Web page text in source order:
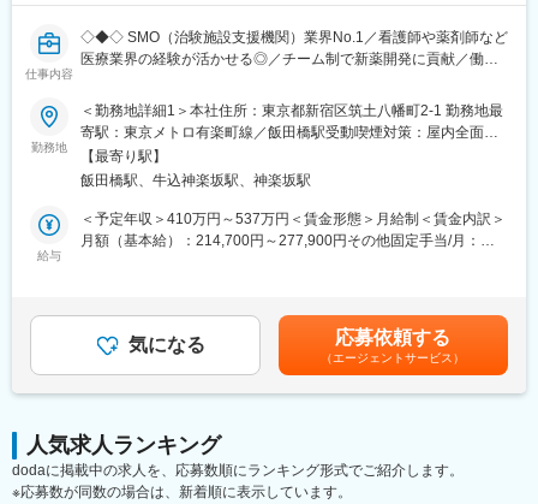
ートを用いながら習熟度を測り、入社後1年程度で一人で担当を持
てるようになります。なお、その後も定期的に中途入社者に対し
・チームワーク：通常は1人で業務にあたることが多いですが、困
ったときや先輩や上司がサポートしてくれるため、安心して進め
られます。また、家族の急な体調不良や突発休の場合にも周囲が
代理対応をしてくれる風土があり、チームワークが強みです。
した。管理職における女性比率も63.6%と、ライフイベントの多
い女性も活躍しやすい環境です。正社員の場合、転勤可能性はあ
変更の範囲：会社の定める業務
仕事内容
◇◆◇ SMO（治験施設支援機関）業界No.1／看護師や薬剤師など
医療業界の経験が活かせる◎／チーム制で新薬開発に貢献／働き
【CRC=治験コーディネーターとは？】
病院・クリニックを訪問して、患者様や医師や院内スタッフ、さ
らに製薬企業との連絡・調整役を担います。また、治験を受けて
いただく患者様の相談相手となり、じっくり向き合う仕事です。
【CRCのやりがい】
接聞けることもあります。患者様や医療機関から「ありがとう」
と感謝の言葉をいただけたときの喜びは、ひとしおです。
・治験の進捗状況の確認や患者様対応の予定などを、院内の治験
事務局に共有
・来院された患者様の診察や検査に同席し、治験が手順通りに行
勤務地
＜勤務地詳細1＞本社住所：東京都新宿区筑土八幡町2-1 勤務地最
寄駅：東京メトロ有楽町線／飯田橋駅受動喫煙対策：屋内全面禁
煙＜勤務地詳細2＞全国いずれかの医療施設住所：全国いずれかの
医療施設 受動喫煙対策：屋内全面禁煙変更の範囲：会社の定める
【最寄り駅】
飯田橋駅、牛込神楽坂駅、神楽坂駅
給与
＜予定年収＞410万円～537万円＜賃金形態＞月給制＜賃金内訳＞
月額（基本給）：214,700円～277,900円その他固定手当/月：
CRC手当・休日連絡対応手当■賞与：年2回（6月、12月）／昇
給：年1回（10月）※業績に応じ、決算賞与（秋季賞与）支給の場
合あり（10月）■時間外・休日出勤手当等の割増賃金は別途支給
賃金はあくまでも目安の金額であり、選考を通じて上下する可能
気になる 応募依頼する
（エージェントサービス）
人気求人ランキング
dodaに掲載中の求人を、応募数順にランキング形式でご紹介します。
※応募数が同数の場合は、新着順に表示しています。